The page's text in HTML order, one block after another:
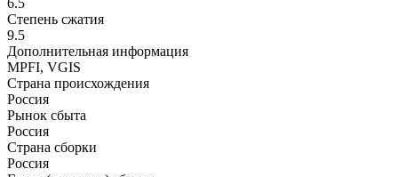
Степень сжатия
9.5
Дополнительная информация
MPFI, VGIS
Страна происхождения
Россия
Рынок сбыта
Россия
Страна сборки
Россия